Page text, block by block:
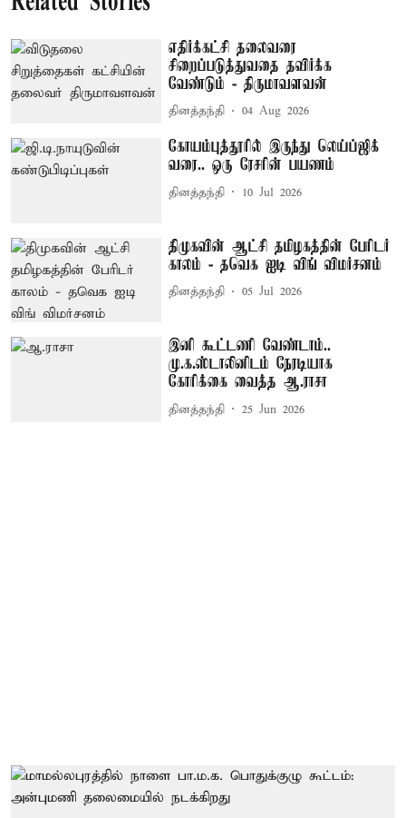
எதிர்க்கட்சி தலைவரை
சிறைப்படுத்துவதை தவிர்க்க
வேண்டும் - திருமாவளவன்
தினத்தந்தி 04 Aug 2026
கோயம்புத்தூரில் இருந்து லெய்ப்ஜிக்
வரை.. ஒரு ரேசரின் பயணம்
தினத்தந்தி 10 Jul 2026
திமுகவின் ஆட்சி தமிழகத்தின் பேரிடர்
காலம் - தவெக ஐடி விங் விமர்சனம்
தினத்தந்தி 05 Jul 2026
இனி கூட்டணி வேண்டாம்..
மு.க.ஸ்டாலினிடம் நேரடியாக
கோரிக்கை வைத்த ஆ.ராசா
தினத்தந்தி 25 Jun 2026